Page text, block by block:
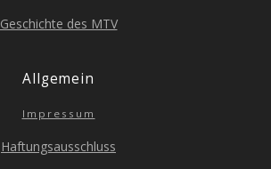
Geschich­te des MTV
All­ge­mein
Impres­sum
Haf­tungs­aus­schluss